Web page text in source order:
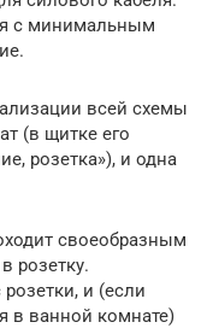
с минимальным
всей схемы
(в щитке его
розетка»), и одна
своеобразным
розетку.
и (если
в ванной комнате)